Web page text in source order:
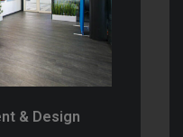
& Design